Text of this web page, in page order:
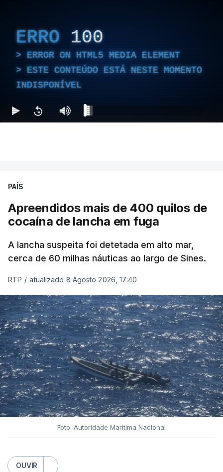
ERRO 100
ERROR ON HTML5 MEDIA ELEMENT
ESTE CONTEÚDO ESTÁ NESTE MOMENTO
INDISPONÍVEL
PAÍS
Apreendidos mais de 400 quilos de
cocaína de lancha em fuga
A lancha suspeita foi detetada em alto mar,
cerca de 60 milhas náuticas ao largo de Sines.
RTP / atualizado 8 Agosto 2026, 17:40
Foto: Autoridade Marítima Nacional
OUVIR